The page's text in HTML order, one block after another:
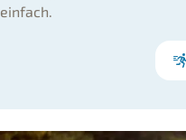
einfach.